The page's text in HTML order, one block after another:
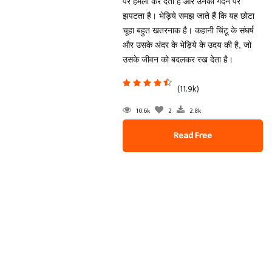
झपटता है। भेड़िये समझ जाते हैं कि यह छोटा
चूहा बहुत खतरनाक है। कहानी चिंटू के संघर्ष
और उसके अंदर के भेड़िये के उदय की है, जो
उसके जीवन को बदलकर रख देता है।
(11.9k)
10.6k 2 2.8k
Read Free